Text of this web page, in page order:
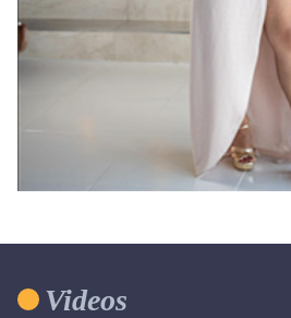
Videos